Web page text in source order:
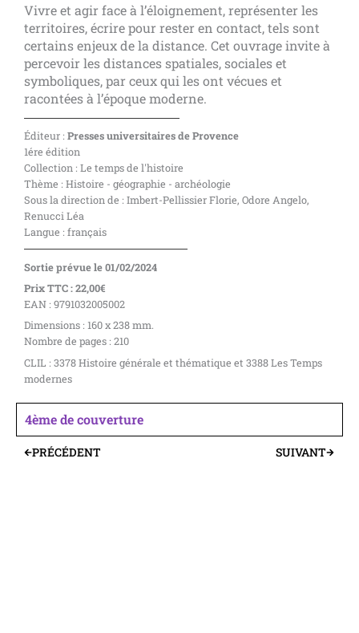
Vivre et agir face à l’éloignement, représenter les
territoires, écrire pour rester en contact, tels sont
certains enjeux de la distance. Cet ouvrage invite à
percevoir les distances spatiales, sociales et
symboliques, par ceux qui les ont vécues et
racontées à l’époque moderne.
Éditeur : Presses universitaires de Provence
1ére édition
Collection : Le temps de l'histoire
Thème : Histoire - géographie - archéologie
Sous la direction de : Imbert-Pellissier Florie, Odore Angelo,
Renucci Léa
Langue : français
Sortie prévue le 01/02/2024
Prix TTC : 22,00€
EAN : 9791032005002
Dimensions : 160 x 238 mm.
Nombre de pages : 210
CLIL : 3378 Histoire générale et thématique et 3388 Les Temps
modernes
4ème de couverture
Précédent
PRÉCÉDENT SUIVANTSuivant